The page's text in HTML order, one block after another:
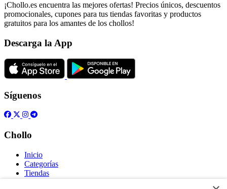
¡Chollo.es encuentra las mejores ofertas! Precios únicos, descuentos
promocionales, cupones para tus tiendas favoritas y productos
gratuitos para los amantes de los chollos!
Descarga la App
Síguenos
Chollo
Inicio
Categorías
Tiendas